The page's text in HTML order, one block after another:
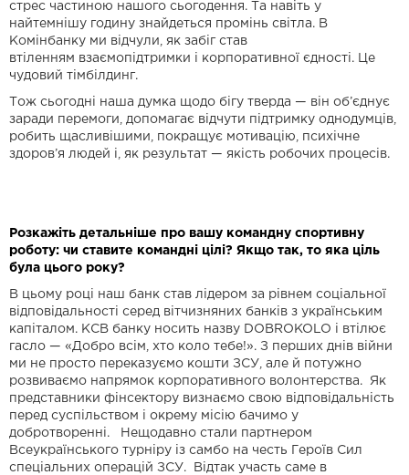
стрес частиною нашого сьогодення. Та навіть у
найтемнішу годину знайдеться промінь світла. В
Комінбанку ми відчули, як забіг став
втіленням взаємопідтримки і корпоративної єдності. Це
чудовий тімбілдинг.
Тож сьогодні наша думка щодо бігу тверда — він об’єднує
заради перемоги, допомагає відчути підтримку однодумців,
робить щасливішими, покращує мотивацію, психічне
здоров’я людей і, як результат — якість робочих процесів.
Розкажіть детальніше про вашу командну спортивну
роботу: чи ставите командні цілі? Якщо так, то яка ціль
була цього року?
В цьому році наш банк став лідером за рівнем соціальної
відповідальності серед вітчизняних банків з українським
капіталом. КСВ банку носить назву DOBROKOLO і втілює
гасло — «Добро всім, хто коло тебе!». З перших днів війни
ми не просто переказуємо кошти ЗСУ, але й потужно
розвиваємо напрямок корпоративного волонтерства. Як
представники фінсектору визнаємо свою відповідальність
перед суспільством і окрему місію бачимо у
добротворенні. Нещодавно стали партнером
Всеукраїнського турніру із самбо на честь Героїв Сил
спеціальних операцій ЗСУ. Відтак участь саме в